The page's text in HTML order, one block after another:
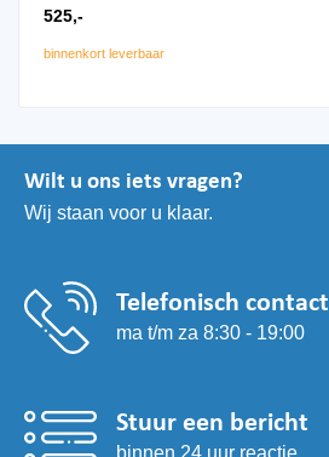
525,-
binnenkort leverbaar
Wilt u ons iets vragen?
Wij staan voor u klaar.
Telefonisch contact
ma t/m za 8:30 - 19:00
Stuur een bericht
binnen 24 uur reactie